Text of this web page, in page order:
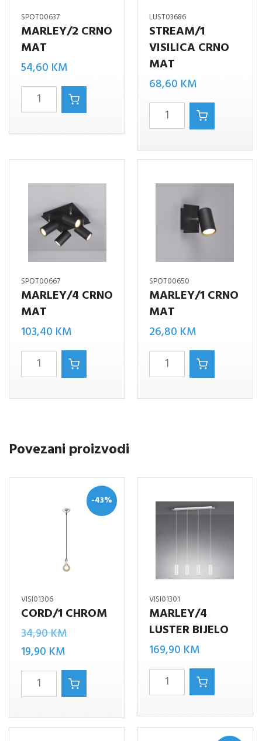
SPOT00637
MARLEY/2 CRNO
MAT
54,60 KM
MARLEY/2
CRNO
MAT
LUST03686
STREAM/1
VISILICA CRNO
MAT
68,60 KM
STREAM/1
VISILICA
CRNO
MAT
količina
SPOT00667
MARLEY/4 CRNO
MAT
103,40 KM
MARLEY/4
CRNO
MAT
SPOT00650
MARLEY/1 CRNO
MAT
26,80 KM
MARLEY/1
CRNO
MAT
Povezani proizvodi
-43%
VISI01306
CORD/1 CHROM
34,90KMIzvorna
bila
je:
19,90 KMTrenutna
cijena
je:
CORD/1
chrom
količina
VISI01301
MARLEY/4
LUSTER BIJELO
169,90 KM
MARLEY/4
LUSTER
BIJELO
količina